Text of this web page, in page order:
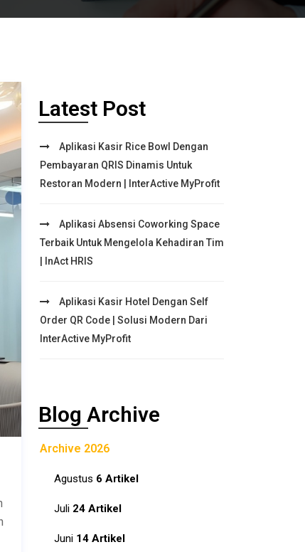
Latest Post
Aplikasi Kasir Rice Bowl Dengan
Pembayaran QRIS Dinamis Untuk
Restoran Modern | InterActive MyProfit
Aplikasi Absensi Coworking Space
Terbaik Untuk Mengelola Kehadiran Tim
| InAct HRIS
Aplikasi Kasir Hotel Dengan Self
Order QR Code | Solusi Modern Dari
InterActive MyProfit
Blog Archive
Archive 2026
Agustus 6 Artikel
Juli 24 Artikel
Juni 14 Artikel